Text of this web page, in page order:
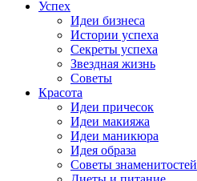
Успех
Идеи бизнеса
Истории успеха
Секреты успеха
Звездная жизнь
Советы
Красота
Идеи причесок
Идеи макияжа
Идеи маникюра
Идея образа
Советы знаменитостей